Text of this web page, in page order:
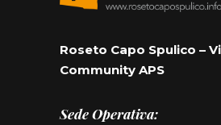
Roseto Capo Spulico –
Community APS
Sede Operativa: